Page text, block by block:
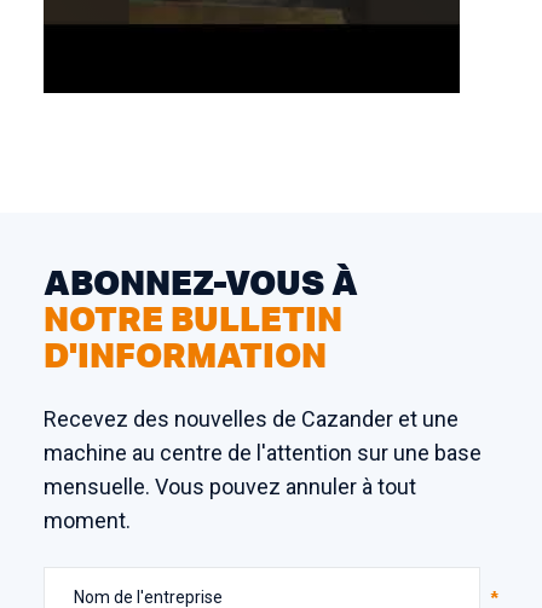
ABONNEZ-VOUS À
NOTRE BULLETIN
D'INFORMATION
Recevez des nouvelles de Cazander et une
machine au centre de l'attention sur une base
mensuelle. Vous pouvez annuler à tout
moment.
Nom de l'entreprise